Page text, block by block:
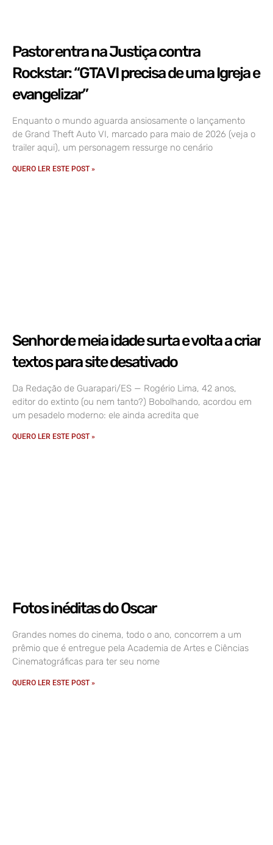
Pastor entra na Justiça contra
Rockstar: “GTA VI precisa de uma Igreja e
evangelizar”
Enquanto o mundo aguarda ansiosamente o lançamento
de Grand Theft Auto VI, marcado para maio de 2026 (veja o
trailer aqui), um personagem ressurge no cenário
QUERO LER ESTE POST »
Senhor de meia idade surta e volta a criar
textos para site desativado
Da Redação de Guarapari/ES — Rogério Lima, 42 anos,
editor do extinto (ou nem tanto?) Bobolhando, acordou em
um pesadelo moderno: ele ainda acredita que
QUERO LER ESTE POST »
Fotos inéditas do Oscar
Grandes nomes do cinema, todo o ano, concorrem a um
prêmio que é entregue pela Academia de Artes e Ciências
Cinematográficas para ter seu nome
QUERO LER ESTE POST »